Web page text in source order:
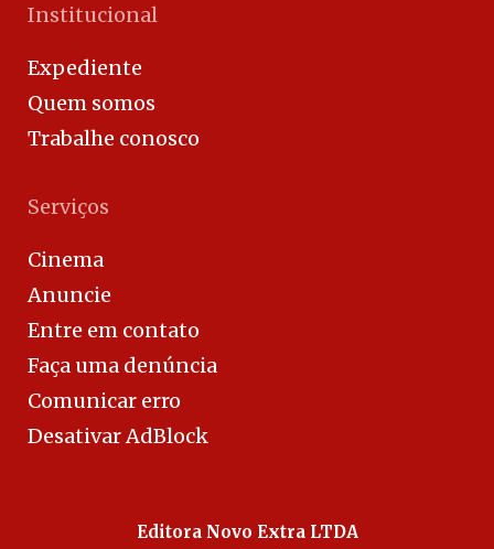
Institucional
Expediente
Quem somos
Trabalhe conosco
Serviços
Cinema
Anuncie
Entre em contato
Faça uma denúncia
Comunicar erro
Desativar AdBlock
Editora Novo Extra LTDA